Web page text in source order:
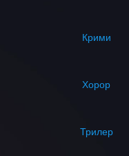
Крими
Хорор
Трилер